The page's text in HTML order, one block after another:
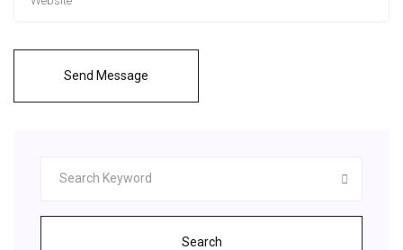
Send Message
Search